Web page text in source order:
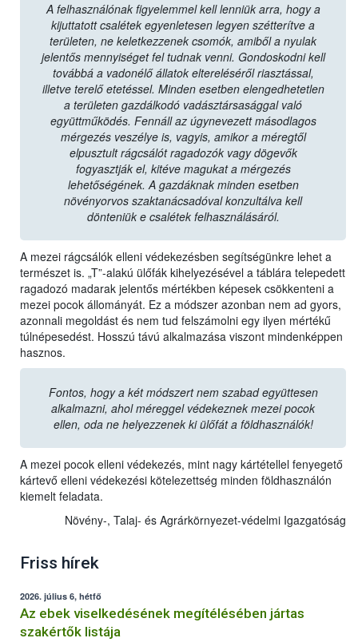
A felhasználónak figyelemmel kell lenniük arra, hogy a
kijuttatott csalétek egyenletesen legyen szétterítve a
területen, ne keletkezzenek csomók, amiből a nyulak
jelentős mennyiséget fel tudnak venni. Gondoskodni kell
továbbá a vadonélő állatok eltereléséről riasztással,
illetve terelő etetéssel. Minden esetben elengedhetetlen
a területen gazdálkodó vadásztársasággal való
együttműködés. Fennáll az úgynevezett másodlagos
mérgezés veszélye is, vagyis, amikor a méregtől
elpusztult rágcsálót ragadozók vagy dögevők
fogyasztják el, kitéve magukat a mérgezés
lehetőségének. A gazdáknak minden esetben
növényorvos szaktanácsadóval konzultálva kell
dönteniük e csalétek felhasználásáról.
A mezei rágcsálók elleni védekezésben segítségünkre lehet a
természet is. „T”-alakú ülőfák kihelyezésével a táblára telepedett
ragadozó madarak jelentős mértékben képesek csökkenteni a
mezei pocok állományát. Ez a módszer azonban nem ad gyors,
azonnali megoldást és nem tud felszámolni egy ilyen mértékű
túlnépesedést. Hosszú távú alkalmazása viszont mindenképpen
hasznos.
Fontos, hogy a két módszert nem szabad együttesen
alkalmazni, ahol méreggel védekeznek mezei pocok
ellen, oda ne helyezzenek ki ülőfát a földhasználók!
A mezei pocok elleni védekezés, mint nagy kártétellel fenyegető
kártevő elleni védekezési kötelezettség minden földhasználón
kiemelt feladata.
Növény-, Talaj- és Agrárkörnyezet-védelmi Igazgatóság
Friss hírek
2026. július 6, hétfő
Az ebek viselkedésének megítélésében jártas
szakértők listája